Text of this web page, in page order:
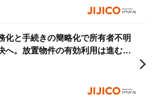
化と手続きの簡略化で所有者不明
へ。放置物件の有効利用は進む